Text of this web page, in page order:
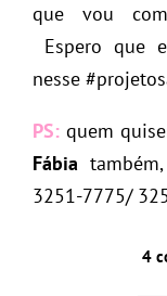
que vou
Espero que
nesse
PS: quem
Fábia também,
3251-7775/
4